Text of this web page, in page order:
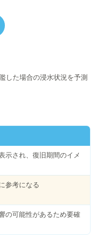
した場合の浸水状況を予測
示され、復旧期間のイメ
参考になる
の可能性があるため要確